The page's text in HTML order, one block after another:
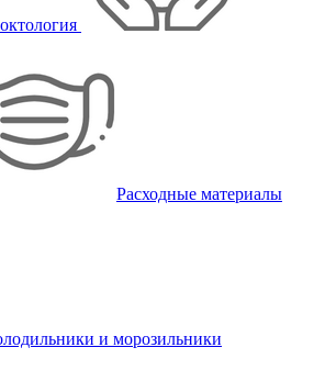
Расходные материалы
и морозильники